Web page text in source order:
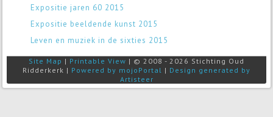
Expositie jaren 60 2015
Expositie beeldende kunst 2015
Leven en muziek in de sixties 2015
Site Map | Printable View | © 2008 - 2026 Stichting Oud
Ridderkerk | Powered by mojoPortal | Design generated by
Artisteer